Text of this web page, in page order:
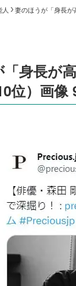
妻のほうが「身長
身長が
位）画像